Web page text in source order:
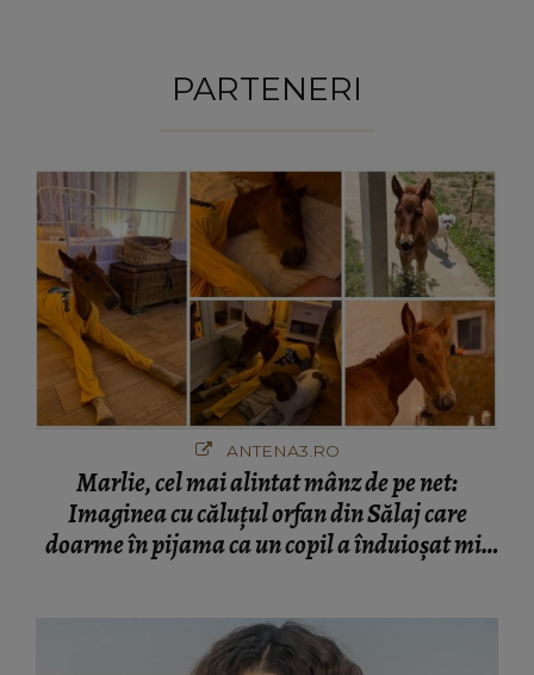
PARTENERI
ANTENA3.RO
Marlie, cel mai alintat mânz de pe net:
Imaginea cu căluțul orfan din Sălaj care
doarme în pijama ca un copil a înduioșat mii